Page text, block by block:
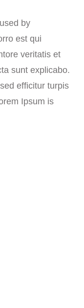
by
est qui
veritatis et
sunt explicabo.
efficitur turpis
Ipsum is